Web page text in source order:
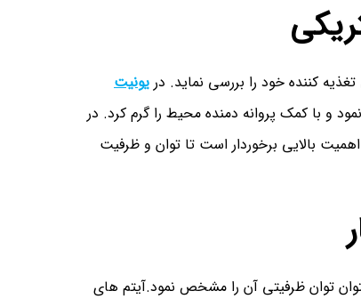
کننده خود را بررسی نماید. در یونیت
و با کمک پروانه دمنده محیط را گرم کرد. در
بالایی برخوردار است تا توان و ظرفیت
توان ظرفیتی آن را مشخص نمود.آیتم های